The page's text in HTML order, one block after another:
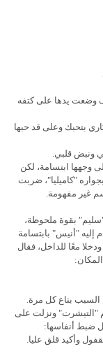
وضعت يدها على كتفه
بتحبك وعلى قد حبها
ونبض قلبي.
وجهها ابتسامة، لكن
"كاميليا"، ضربت
غير مفهومة.
بقوة ملحوظة،
إليه "أنيس" بابتسامة
معًا للداخل، فقال
السبب بتاع كل مرة.
"التيشرت" ونزلت على
ضبط أنفاسها:
وأكيد قلق عليا.